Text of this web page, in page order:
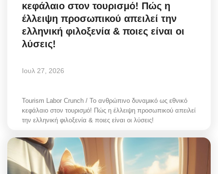
κεφάλαιο στον τουρισμό! Πώς η
έλλειψη προσωπικού απειλεί την
ελληνική φιλοξενία & ποιες είναι οι
λύσεις!
Ιουλ 27, 2026
Tourism Labor Crunch / Το ανθρώπινο δυναμικό ως εθνικό
κεφάλαιο στον τουρισμό! Πώς η έλλειψη προσωπικού απειλεί
την ελληνική φιλοξενία & ποιες είναι οι λύσεις!